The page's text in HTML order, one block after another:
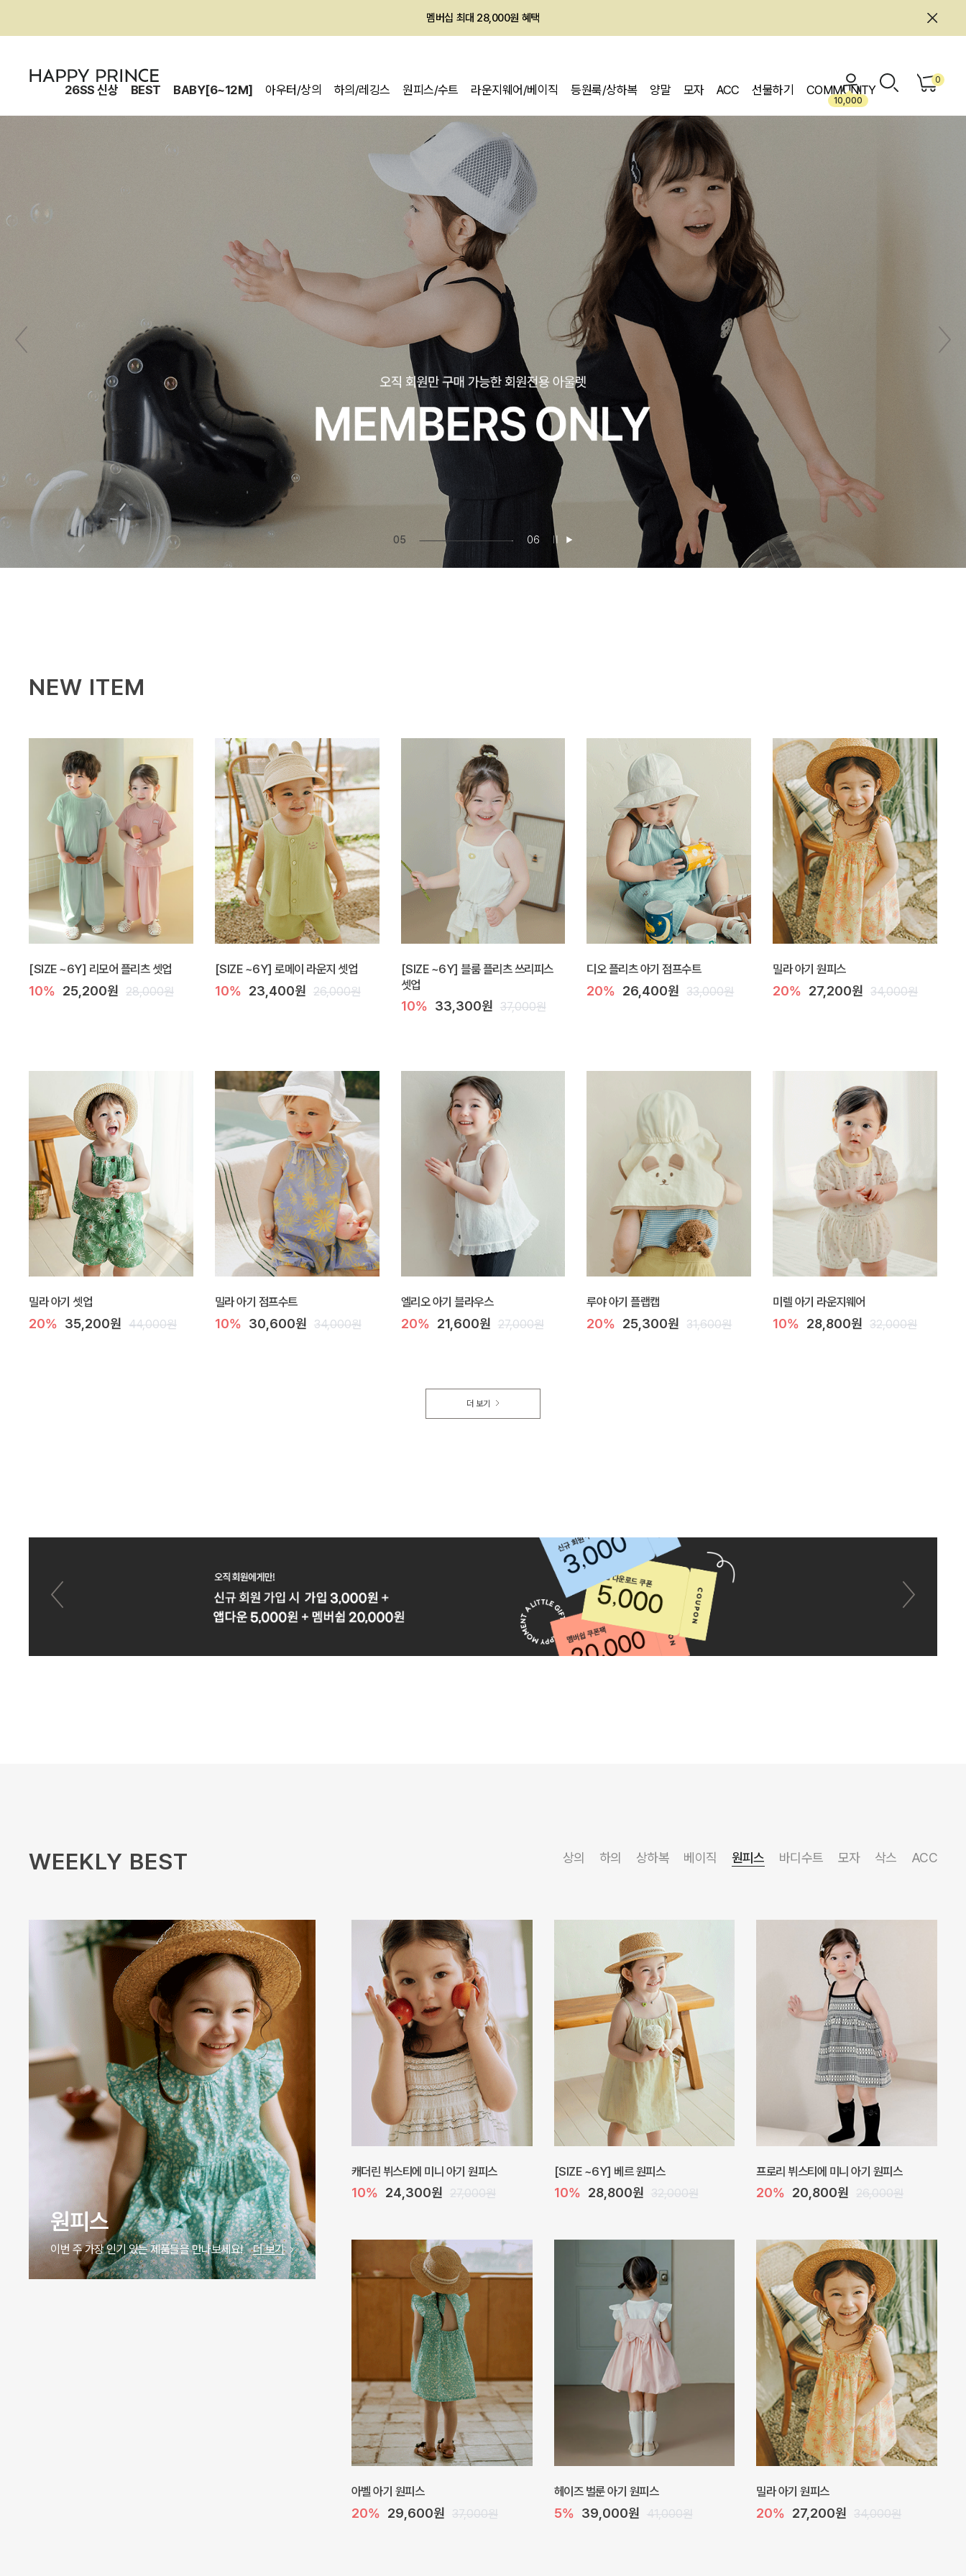
멤버십 최대 28,000원 혜택
26SS 신상 BEST BABY[6~12M] 아우터/상의 하의/레깅스 원피스/수트 라운지웨어/베이직 등원룩/상하복 양말 모자 ACC 선물하기 COMMUNITY
10,000
0
06 06
NEW ITEM
[SIZE ~6Y] 리모어 플리츠 셋업
10% 25,200원 28,000원
[SIZE ~6Y] 로메이 라운지 셋업
10% 23,400원 26,000원
[SIZE ~6Y] 블룸 플리츠 쓰리피스
셋업
10% 33,300원 37,000원
디오 플리츠 아기 점프수트
20% 26,400원 33,000원
밀라 아기 원피스
20% 27,200원 34,000원
밀라 아기 셋업
20% 35,200원 44,000원
밀라 아기 점프수트
10% 30,600원 34,000원
엘리오 아기 블라우스
20% 21,600원 27,000원
루야 아기 플랩캡
20% 25,300원 31,600원
미렐 아기 라운지웨어
10% 28,800원 32,000원
더 보기
WEEKLY BEST 상의 하의 상하복 베이직 원피스 바디수트 모자 삭스 ACC
원피스
이번 주 가장 인기 있는 제품들을 만나보세요! 더 보기
캐더린 뷔스티에 미니 아기 원피스
10% 24,300원 27,000원
[SIZE ~6Y] 베르 원피스
10% 28,800원 32,000원
프로리 뷔스티에 미니 아기 원피스
20% 20,800원 26,000원
아벨 아기 원피스
20% 29,600원 37,000원
헤이즈 벌룬 아기 원피스
5% 39,000원 41,000원
밀라 아기 원피스
20% 27,200원 34,000원